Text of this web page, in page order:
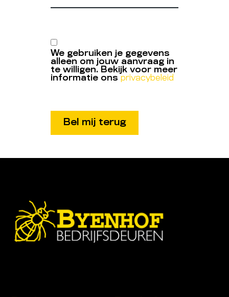
We gebruiken je gegevens
alleen om jouw aanvraag in
te willigen. Bekijk voor meer
informatie ons privacybeleid